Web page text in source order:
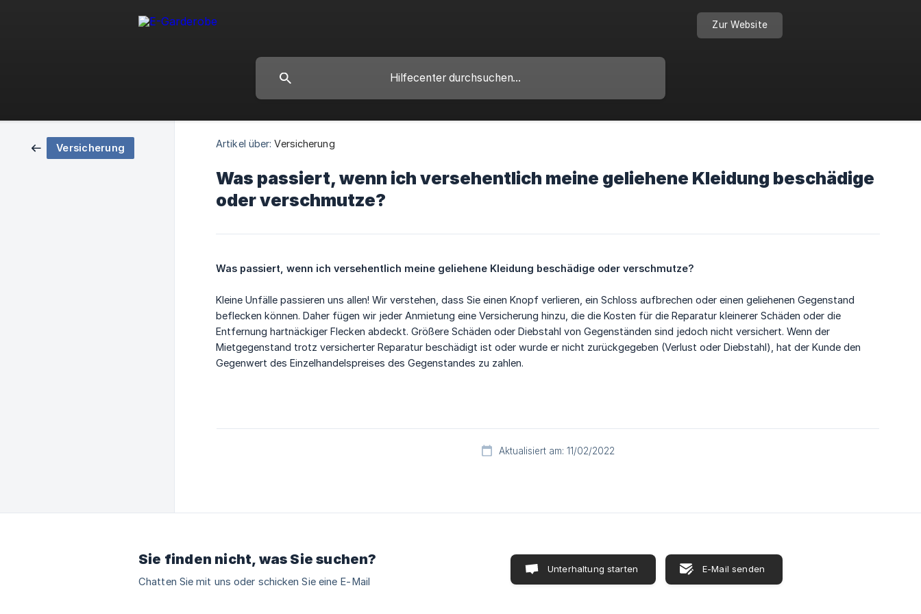
Zur Website
Versicherung Artikel über: Versicherung
Was passiert, wenn ich versehentlich meine geliehene Kleidung beschädige
oder verschmutze?
Was passiert, wenn ich versehentlich meine geliehene Kleidung beschädige oder verschmutze?
Kleine Unfälle passieren uns allen! Wir verstehen, dass Sie einen Knopf verlieren, ein Schloss aufbrechen oder einen geliehenen Gegenstand
beflecken können. Daher fügen wir jeder Anmietung eine Versicherung hinzu, die die Kosten für die Reparatur kleinerer Schäden oder die
Entfernung hartnäckiger Flecken abdeckt. Größere Schäden oder Diebstahl von Gegenständen sind jedoch nicht versichert. Wenn der
Mietgegenstand trotz versicherter Reparatur beschädigt ist oder wurde er nicht zurückgegeben (Verlust oder Diebstahl), hat der Kunde den
Gegenwert des Einzelhandelspreises des Gegenstandes zu zahlen.
Aktualisiert am: 11/02/2022
Sie finden nicht, was Sie suchen?
Chatten Sie mit uns oder schicken Sie eine E-Mail
Unterhaltung starten E-Mail senden